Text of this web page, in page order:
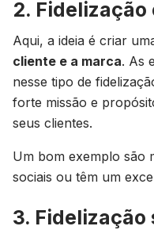
2.
Aqui, a ideia é criar
cliente e a marca. As
nesse tipo de
forte missão e
seus clientes.
Um bom exemplo são
sociais ou têm um
3. Fidelização